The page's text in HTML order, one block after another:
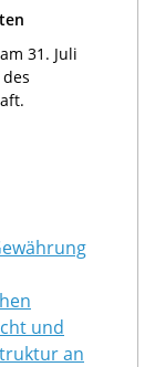
31. Juli
und
an